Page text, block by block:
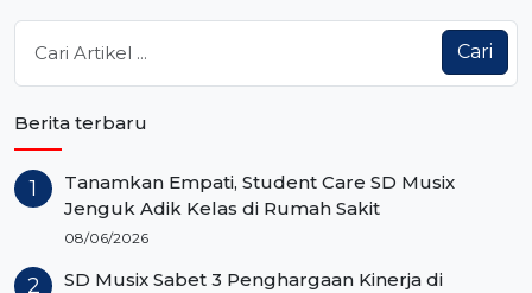
Cari
Berita terbaru
Tanamkan Empati, Student Care SD Musix
Jenguk Adik Kelas di Rumah Sakit
08/06/2026
SD Musix Sabet 3 Penghargaan Kinerja di